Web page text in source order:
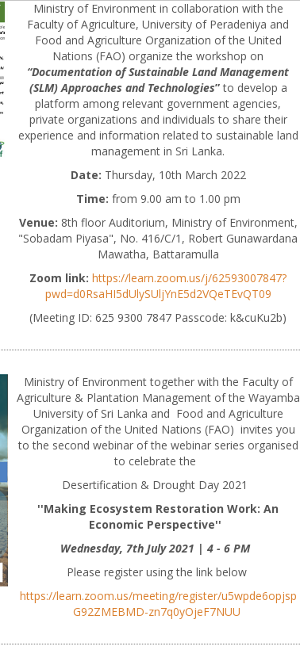
Ministry of Environment in collaboration with the
Faculty of Agriculture, University of Peradeniya and
Food and Agriculture Organization of the United
Nations (FAO) organize the workshop on
“Documentation of Sustainable Land Management
(SLM) Approaches and Technologies”to develop a
platform among relevant government agencies,
private organizations and individuals to share their
experience and information related to sustainable land
management in Sri Lanka.
Date: Thursday, 10th March 2022
Time: from 9.00 am to 1.00 pm
Venue: 8th floor Auditorium, Ministry of Environment,
"Sobadam Piyasa", No. 416/C/1, Robert Gunawardana
Mawatha, Battaramulla
Zoom link: https://learn.zoom.us/j/62593007847?
pwd=d0RsaHI5dUlySUljYnE5d2VQeTEvQT09
(Meeting ID: 625 9300 7847 Passcode: k&cuKu2b)
Ministry of Environment together with the Faculty of
Agriculture & Plantation Management of the Wayamba
University of Sri Lanka and Food and Agriculture
Organization of the United Nations (FAO) invites you
to the second webinar of the webinar series organised
to celebrate the
Desertification & Drought Day 2021
''Making Ecosystem Restoration Work: An
Economic Perspective''
Wednesday, 7th July 2021 | 4 - 6 PM
Please register using the link below
https://learn.zoom.us/meeting/register/u5wpde6opjsp
G92ZMEBMD-zn7q0yOjeF7NUU